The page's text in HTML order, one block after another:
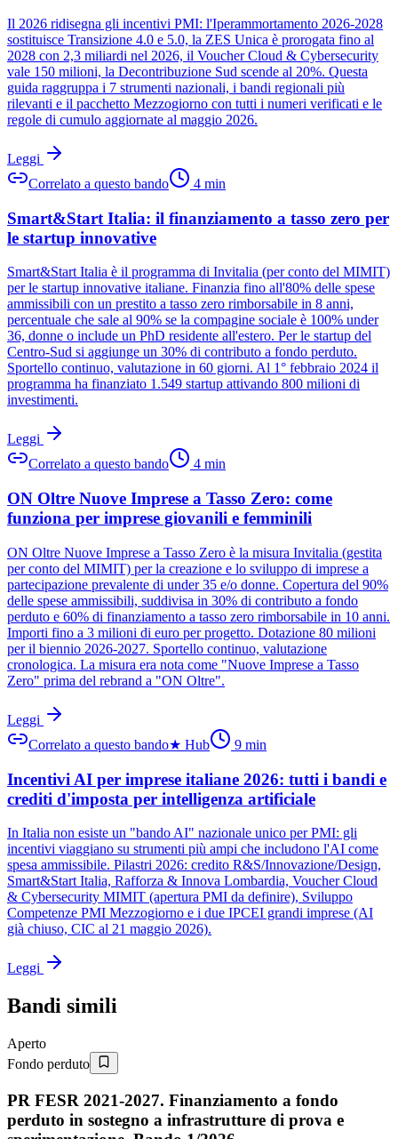
Il 2026 ridisegna gli incentivi PMI: l'Iperammortamento 2026-2028
sostituisce Transizione 4.0 e 5.0, la ZES Unica è prorogata fino al
2028 con 2,3 miliardi nel 2026, il Voucher Cloud & Cybersecurity
vale 150 milioni, la Decontribuzione Sud scende al 20%. Questa
guida raggruppa i 7 strumenti nazionali, i bandi regionali più
rilevanti e il pacchetto Mezzogiorno con tutti i numeri verificati e le
regole di cumulo aggiornate al maggio 2026.
Leggi
Correlato a questo bando
4 min
Smart&Start Italia: il finanziamento a tasso zero per
le startup innovative
Smart&Start Italia è il programma di Invitalia (per conto del MIMIT)
per le startup innovative italiane. Finanzia fino all'80% delle spese
ammissibili con un prestito a tasso zero rimborsabile in 8 anni,
percentuale che sale al 90% se la compagine sociale è 100% under
36, donne o include un PhD residente all'estero. Per le startup del
Centro-Sud si aggiunge un 30% di contributo a fondo perduto.
Sportello continuo, valutazione in 60 giorni. Al 1° febbraio 2024 il
programma ha finanziato 1.549 startup attivando 800 milioni di
investimenti.
Leggi
Correlato a questo bando
4 min
ON Oltre Nuove Imprese a Tasso Zero: come
funziona per imprese giovanili e femminili
ON Oltre Nuove Imprese a Tasso Zero è la misura Invitalia (gestita
per conto del MIMIT) per la creazione e lo sviluppo di imprese a
partecipazione prevalente di under 35 e/o donne. Copertura del 90%
delle spese ammissibili, suddivisa in 30% di contributo a fondo
perduto e 60% di finanziamento a tasso zero rimborsabile in 10 anni.
Importi fino a 3 milioni di euro per progetto. Dotazione 80 milioni
per il biennio 2026-2027. Sportello continuo, valutazione
cronologica. La misura era nota come "Nuove Imprese a Tasso
Zero" prima del rebrand a "ON Oltre".
Leggi
Correlato a questo bando★ Hub 9 min
Incentivi AI per imprese italiane 2026: tutti i bandi e
crediti d'imposta per intelligenza artificiale
In Italia non esiste un "bando AI" nazionale unico per PMI: gli
incentivi viaggiano su strumenti più ampi che includono l'AI come
spesa ammissibile. Pilastri 2026: credito R&S/Innovazione/Design,
Smart&Start Italia, Rafforza & Innova Lombardia, Voucher Cloud
& Cybersecurity MIMIT (apertura PMI da definire), Sviluppo
Competenze PMI Mezzogiorno e i due IPCEI grandi imprese (AI
già chiuso, CIC al 21 maggio 2026).
Leggi
Bandi simili
Aperto
Fondo perduto
PR FESR 2021-2027. Finanziamento a fondo
perduto in sostegno a infrastrutture di prova e